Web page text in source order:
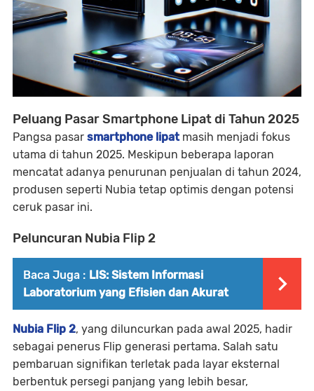
Peluang Pasar Smartphone Lipat di Tahun 2025
Pangsa pasar smartphone lipatmasih menjadi fokus
utama di tahun 2025. Meskipun beberapa laporan
mencatat adanya penurunan penjualan di tahun 2024,
produsen seperti Nubia tetap optimis dengan potensi
ceruk pasar ini.
Peluncuran Nubia Flip 2
Baca Juga : LIS: Sistem Informasi
Laboratorium yang Efisien dan Akurat
Nubia Flip 2, yang diluncurkan pada awal 2025, hadir
sebagai penerus Flip generasi pertama. Salah satu
pembaruan signifikan terletak pada layar eksternal
berbentuk persegi panjang yang lebih besar,